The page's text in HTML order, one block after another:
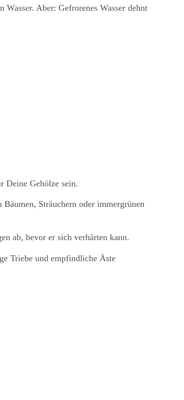
Aber: Gefrorenes Wasser dehnt
Deine Gehölze sein.
Sträuchern oder immergrünen
ab, bevor er sich verhärten kann.
Triebe und empfindliche Äste